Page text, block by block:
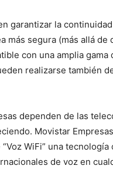
garantizar la
más segura (más allá
con una amplia gama
realizarse también
dependen de las
Movistar
WiFi” una
de voz en